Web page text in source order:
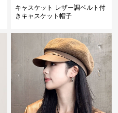
キャスケット レザー調ベルト付
きキャスケット帽子